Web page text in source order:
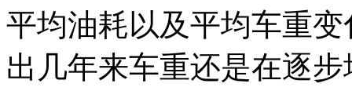
平均油耗以及平均车重
出几年来车重还是在逐